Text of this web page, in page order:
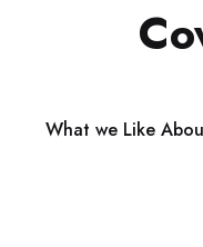
What we Like